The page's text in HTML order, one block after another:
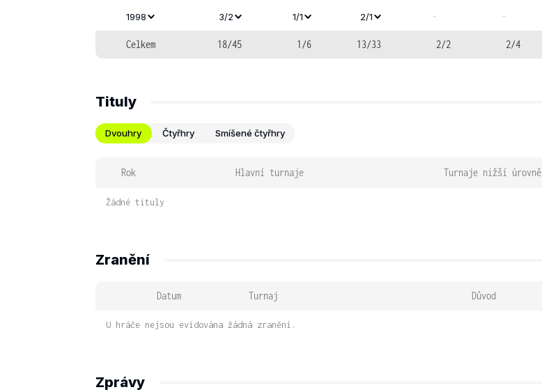
1998 3/2 1/1 2/1 - -
Celkem 18/45 1/6 13/33 2/2 2/4
Tituly
Dvouhry Čtyřhry Smíšené čtyřhry
Rok Hlavní turnaje Turnaje nižší úrovně
Žádné tituly
Zranění
Datum Turnaj Důvod
U hráče nejsou evidována žádná zranění.
Zprávy